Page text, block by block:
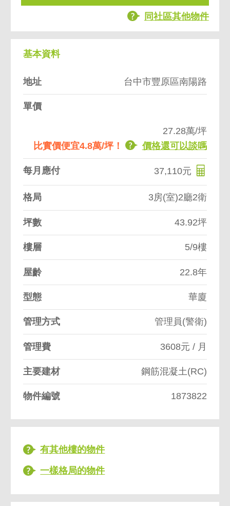
同社區其他物件
基本資料
地址 台中市豐原區南陽路
單價
27.28萬/坪
比實價便宜4.8萬/坪！
價格還可以談嗎
每月應付 37,110元
格局 3房(室)2廳2衛
坪數 43.92坪
樓層 5/9樓
屋齡 22.8年
型態 華廈
管理方式 管理員(警衛)
管理費 3608元 / 月
主要建材 鋼筋混凝土(RC)
物件編號 1873822
有其他樓的物件
一樣格局的物件